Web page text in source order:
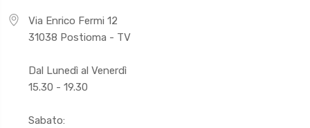
Via Enrico Fermi 12
31038 Postioma - TV
Dal Lunedì al Venerdì
15.30 - 19.30
Sabato: